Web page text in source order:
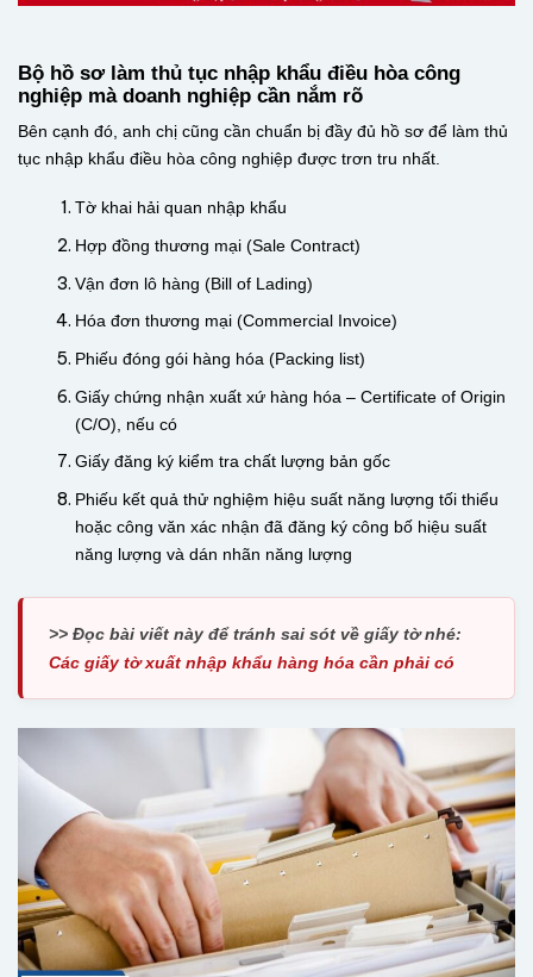
Bộ hồ sơ làm thủ tục nhập khẩu điều hòa công
nghiệp mà doanh nghiệp cần nắm rõ
Bên cạnh đó, anh chị cũng cần chuẩn bị đầy đủ hồ sơ để làm thủ
tục nhập khẩu điều hòa công nghiệp được trơn tru nhất.
Tờ khai hải quan nhập khẩu
Hợp đồng thương mại (Sale Contract)
Vận đơn lô hàng (Bill of Lading)
Hóa đơn thương mại (Commercial Invoice)
Phiếu đóng gói hàng hóa (Packing list)
Giấy chứng nhận xuất xứ hàng hóa – Certificate of Origin
(C/O), nếu có
Giấy đăng ký kiểm tra chất lượng bản gốc
Phiếu kết quả thử nghiệm hiệu suất năng lượng tối thiểu
hoặc công văn xác nhận đã đăng ký công bố hiệu suất
năng lượng và dán nhãn năng lượng
>> Đọc bài viết này để tránh sai sót về giấy tờ nhé:
Các giấy tờ xuất nhập khẩu hàng hóa cần phải có